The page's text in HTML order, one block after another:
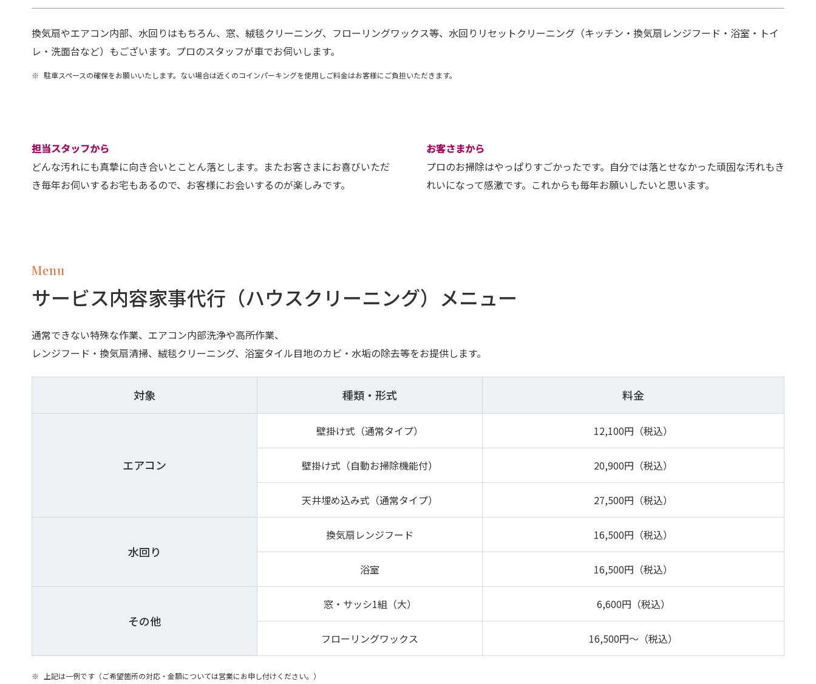
換気扇やエアコン内部、水回りはもちろん、窓、絨毯クリーニング、フローリングワックス等、水回りリセットクリーニング（キッチン・換気扇レンジフード・浴室・トイ
レ・洗面台など）もございます。プロのスタッフが車でお伺いします。
※ 駐車スペースの確保をお願いいたします。ない場合は近くのコインパーキングを使用しご料金はお客様にご負担いただきます。
担当スタッフから
どんな汚れにも真摯に向き合いとことん落とします。またお客さまにお喜びいただ
き毎年お伺いするお宅もあるので、お客様にお会いするのが楽しみです。
お客さまから
プロのお掃除はやっぱりすごかったです。自分では落とせなかった頑固な汚れもき
れいになって感激です。これからも毎年お願いしたいと思います。
Menu
サービス内容家事代行（ハウスクリーニング）メニュー
通常できない特殊な作業、エアコン内部洗浄や高所作業、
レンジフード・換気扇清掃、絨毯クリーニング、浴室タイル目地のカビ・水垢の除去等をお提供します。
対象 種類・形式 料金
エアコン
壁掛け式（通常タイプ） 12,100円（税込）
壁掛け式（自動お掃除機能付） 20,900円（税込）
天井埋め込み式（通常タイプ） 27,500円（税込）
水回り
換気扇レンジフード 16,500円（税込）
浴室 16,500円（税込）
その他
窓・サッシ1組（大） 6,600円（税込）
フローリングワックス 16,500円～（税込）
※
上記は一例です（ご希望箇所の対応・金額については営業にお申し付けください。）